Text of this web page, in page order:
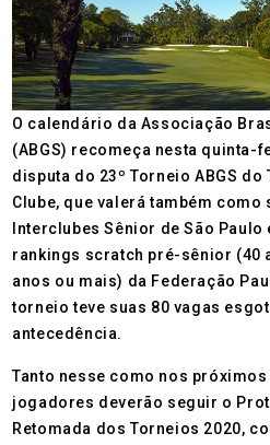
O calendário da Associação
(ABGS) recomeça nesta quinta-
disputa do 23º Torneio ABGS
Clube, que valerá também
Interclubes Sênior de São
rankings scratch pré-sênior (40
anos ou mais) da Federação
torneio teve suas 80 vagas
antecedência.
Tanto nesse como nos
jogadores deverão seguir o
Retomada dos Torneios 2020,